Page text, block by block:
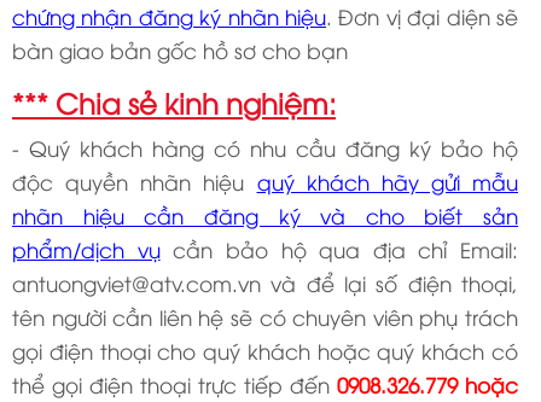
chứng nhận đăng ký nhãn hiệu . Đơn vị đại diện sẽ
bàn giao bản gốc hồ sơ cho bạn
*** Chia sẻ kinh nghiệm:
- Quý khách hàng có nhu cầu đăng ký bảo hộ
độc quyền nhãn hiệu quý khách hãy gửi mẫu
nhãn hiệu cần đăng ký và cho biết sản
phẩm/dịch vụcần bảo hộ qua địa chỉ Email:
antuongviet@atv.com.vn và để lại số điện thoại,
tên người cần liên hệ sẽ có chuyên viên phụ trách
gọi điện thoại cho quý khách hoặc quý khách có
thể gọi điện thoại trực tiếp đến0908.326.779 hoặc